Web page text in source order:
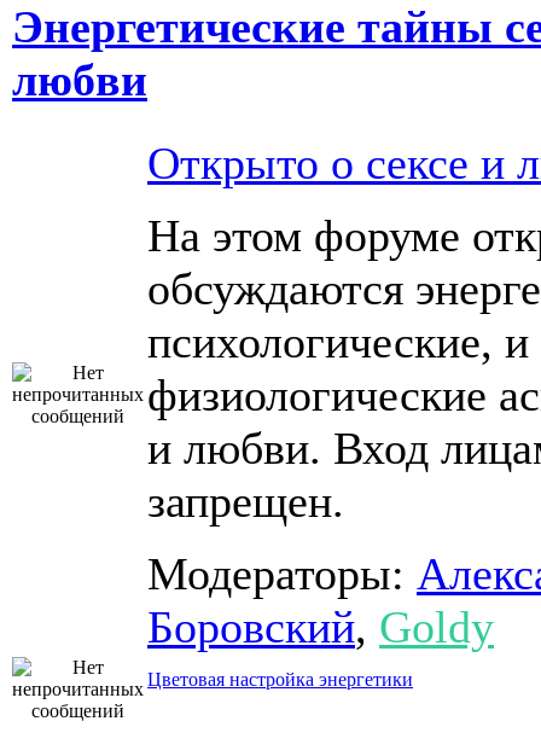
Энергетические тайны
любви
Открыто о сексе и
На этом форуме
обсуждаются
психологические, и
физиологические
и любви. Вход
запрещен.
Модераторы:
Боровский, Goldy
Цветовая настройка энергетики